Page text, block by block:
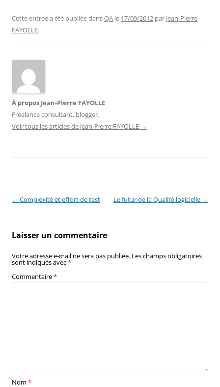
Cette entrée a été publiée dansQA le 17/09/2012 par Jean-Pierre
FAYOLLE.
À propos Jean-Pierre FAYOLLE
Freelance consultant, blogger.
Voir tous les articles de Jean-Pierre FAYOLLE →
Navigation
← Complexité et effort de test Le futur de la Qualité logicielle →
Laisser un commentaire
Votre adresse e-mail ne sera pas publiée. Les champs obligatoires
sont indiqués avec*
Commentaire*
Nom *